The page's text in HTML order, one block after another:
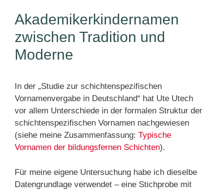
Akademikerkindernamen
zwischen Tradition und
Moderne
In der „Studie zur schichtenspezifischen
Vornamenvergabe in Deutschland“ hat Ute Utech
vor allem Unterschiede in der formalen Struktur der
schichtenspezifischen Vornamen nachgewiesen
(siehe meine Zusammenfassung: Typische
Vornamen der bildungsfernen Schichten).
Für meine eigene Untersuchung habe ich dieselbe
Datengrundlage verwendet – eine Stichprobe mit